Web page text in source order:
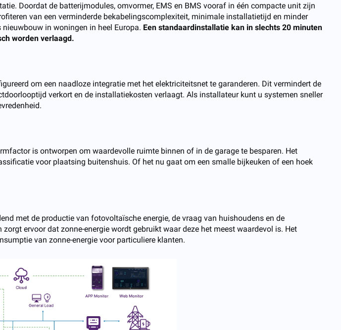
Doordat de batterijmodules, omvormer, EMS en BMS vooraf in één compacte unit zijn
van een verminderde bekabelingscomplexiteit, minimale installatietijd en minder
in woningen in heel Europa. Een standaardinstallatie kan in slechts 20 minuten
worden verlaagd.
om een naadloze integratie met het elektriciteitsnet te garanderen. Dit vermindert de
verkort en de installatiekosten verlaagt. Als installateur kunt u systemen sneller
is ontworpen om waardevolle ruimte binnen of in de garage te besparen. Het
voor plaatsing buitenshuis. Of het nu gaat om een smalle bijkeuken of een hoek
met de productie van fotovoltaïsche energie, de vraag van huishoudens en de
ervoor dat zonne-energie wordt gebruikt waar deze het meest waardevol is. Het
van zonne-energie voor particuliere klanten.